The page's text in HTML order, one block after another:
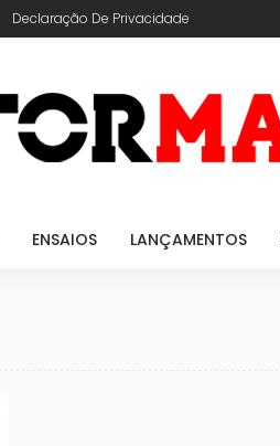
Declaração De Privacidade
ENSAIOS LANÇAMENTOS